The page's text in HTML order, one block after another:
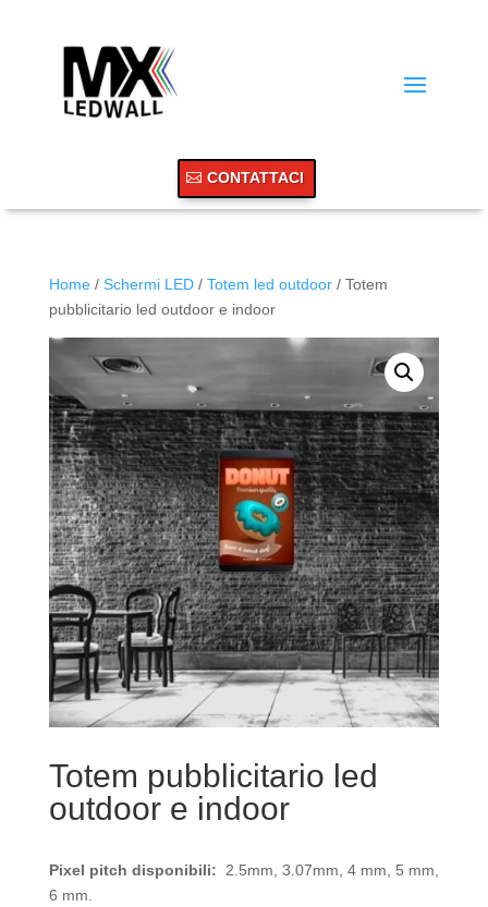
CONTATTACI
Home/ Schermi LED/ Totem led outdoor/ Totem
pubblicitario led outdoor e indoor
Totem pubblicitario led
outdoor e indoor
Pixel pitch disponibili: 2.5mm, 3.07mm, 4 mm, 5 mm,
6 mm.